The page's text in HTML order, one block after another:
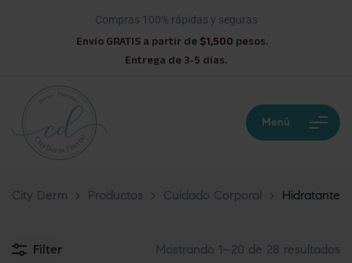
Compras 100% rápidas y seguras
Envío GRATIS a partir de $1,500 pesos.
Entrega de 3-5 días.
Menú
City Derm > Productos > Cuidado Corporal > Hidratante
Filter Mostrando 1–20 de 28 resultados